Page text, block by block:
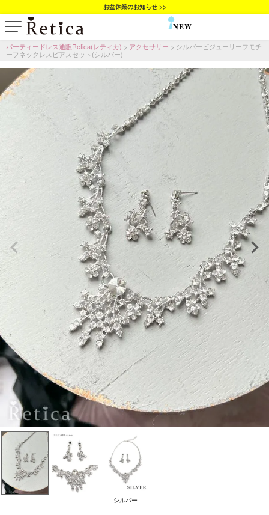
お盆休業のお知らせ >>
NEW
パーティードレス通販Retica(レティカ) アクセサリー
シルバービジューリーフモチ
ーフネックレスピアスセット(シルバー)
シルバー